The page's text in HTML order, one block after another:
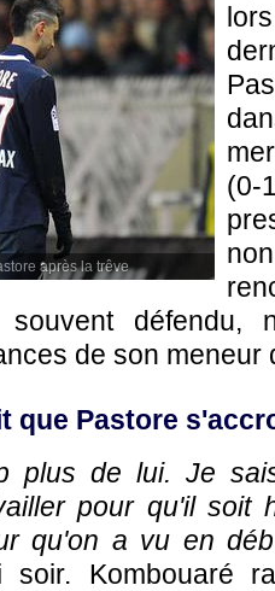
après la trêve
(0-
souvent défendu,
de son meneur
que Pastore
plus de lui. Je
pour qu'il soit
qu'on a vu en
soir. Kombouaré